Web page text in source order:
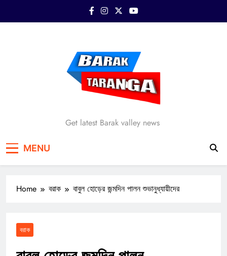
Barak Taranga
Get latest Barak valley news
MENU
Home বরাক বাবুল হোড়ের জন্মদিন পালন শুভানুধ্যায়ীদের
বরাক